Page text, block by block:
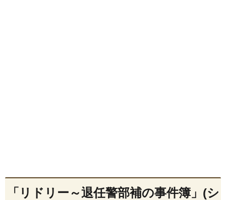
「リドリー～退任警部補の事件簿」(シ